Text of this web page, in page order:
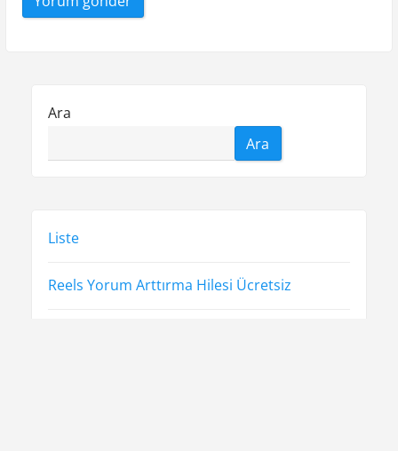
Ara
Ara
Liste
Reels Yorum Arttırma Hilesi Ücretsiz